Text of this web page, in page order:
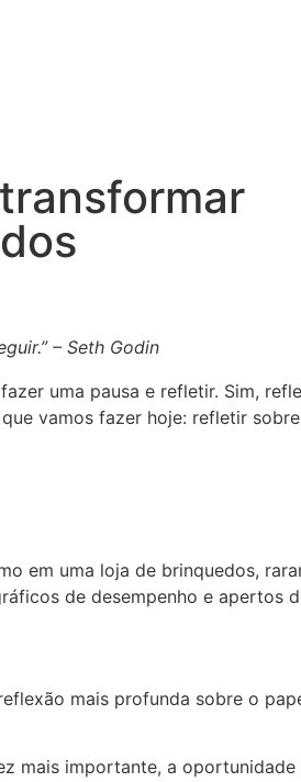
– Seth Godin
uma pausa e refletir. Sim,
vamos fazer hoje: refletir sobre
em uma loja de brinquedos,
de desempenho e apertos
mais profunda sobre o
mais importante, a